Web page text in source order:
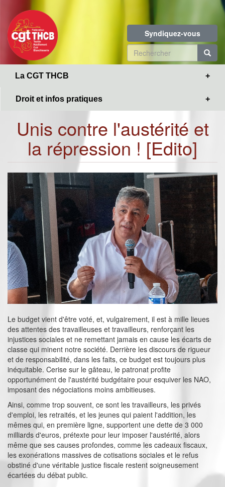
contenu
principal
Syndiquez-vous
Formulaire
de
La CGT THCB
Droit et infos pratiques
Unis contre l'austérité et
la répression ! [Edito]
Le budget vient d'être voté, et, vulgairement, il est à mille lieues
des attentes des travailleuses et travailleurs, renforçant les
injustices sociales et ne remettant jamais en cause les écarts de
classe qui minent notre société. Derrière les discours de rigueur
et de responsabilité, dans les faits, ce budget est toujours plus
inéquitable. Cerise sur le gâteau, le patronat profite
opportunément de l'austérité budgétaire pour esquiver les NAO,
imposant des négociations moins ambitieuses.
Ainsi, comme trop souvent, ce sont les travailleurs, les privés
d'emploi, les retraités, et les jeunes qui paient l'addition, les
mêmes qui, en première ligne, supportent une dette de 3 000
milliards d'euros, prétexte pour leur imposer l'austérité, alors
même que ses causes profondes, comme les cadeaux fiscaux,
les exonérations massives de cotisations sociales et le refus
obstiné d'une véritable justice fiscale restent soigneusement
écartées du débat public.